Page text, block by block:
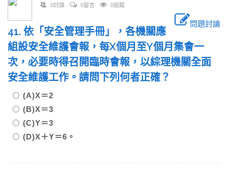
0討論 0留言 0追蹤
問題討論
41. 依「安全管理手冊」，各機關應
組設安全維護會報，每X個月至Y個月集會一
次，必要時得召開臨時會報，以綜理機關全面
安全維護工作。請問下列何者正確？
(A)X＝2
(B)X＝3
(C)Y＝3
(D)X＋Y＝6。